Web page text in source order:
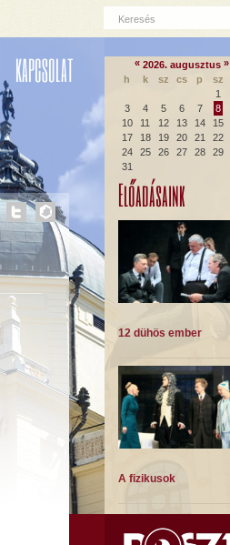
Keresés
KAPCSOLAT « 2026. augusztus »
h
k sz cs p sz
1
3
4 5 6 7 8
10
11 12 13 14 15
17
18 19 20 21 22
24
25 26 27 28 29
31
Előadásaink
12 dühös ember
A fizikusok